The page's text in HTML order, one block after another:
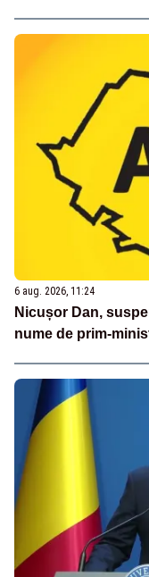
6 aug. 2026, 11:24
Nicușor Dan,
nume de prim-